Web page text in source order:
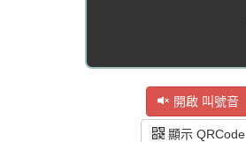
開啟 叫號音
顯示 QRCode